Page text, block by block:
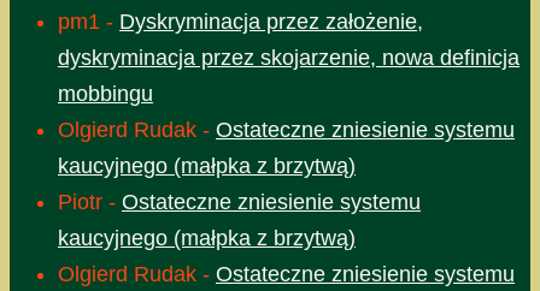
pm1 - Dyskryminacja przez założenie,
dyskryminacja przez skojarzenie, nowa definicja
mobbingu
Olgierd Rudak - Ostateczne zniesienie systemu
kaucyjnego (małpka z brzytwą)
Piotr - Ostateczne zniesienie systemu
kaucyjnego (małpka z brzytwą)
Olgierd Rudak - Ostateczne zniesienie systemu